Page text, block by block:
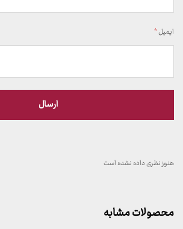
ایمیل*
هنوز نظری داده نشده است
محصولات مشابه